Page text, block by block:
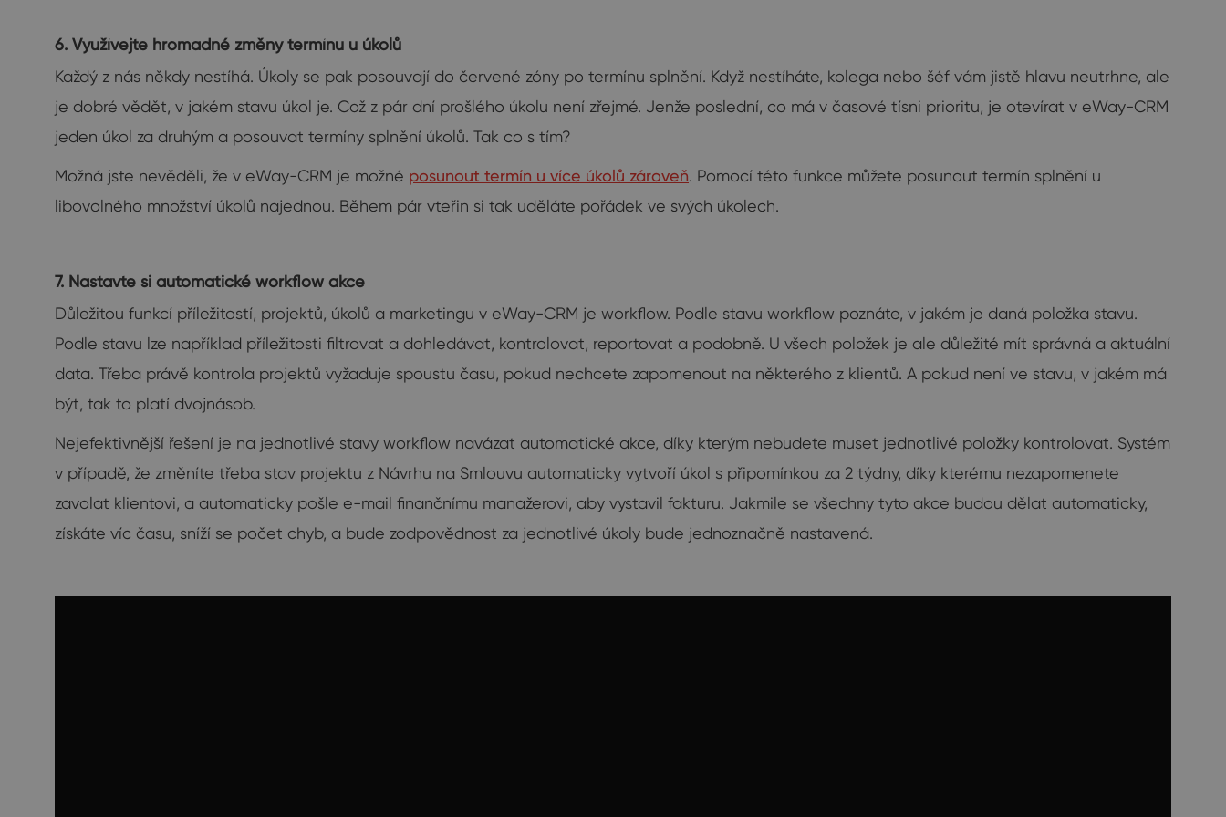
6. Využívejte hromadné změny termínu u úkolů
Každý z nás někdy nestíhá. Úkoly se pak posouvají do červené zóny po termínu splnění. Když nestíháte, kolega nebo šéf vám jistě hlavu neutrhne, ale
je dobré vědět, v jakém stavu úkol je. Což z pár dní prošlého úkolu není zřejmé. Jenže poslední, co má v časové tísni prioritu, je otevírat v eWay-CRM
jeden úkol za druhým a posouvat termíny splnění úkolů. Tak co s tím?
Možná jste nevěděli, že v eWay-CRM je možné posunout termín u více úkolů zároveň. Pomocí této funkce můžete posunout termín splnění u
libovolného množství úkolů najednou. Během pár vteřin si tak uděláte pořádek ve svých úkolech.
7. Nastavte si automatické workflow akce
Důležitou funkcí příležitostí, projektů, úkolů a marketingu v eWay-CRM je workflow. Podle stavu workflow poznáte, v jakém je daná položka stavu.
Podle stavu lze například příležitosti filtrovat a dohledávat, kontrolovat, reportovat a podobně. U všech položek je ale důležité mít správná a aktuální
data. Třeba právě kontrola projektů vyžaduje spoustu času, pokud nechcete zapomenout na některého z klientů. A pokud není ve stavu, v jakém má
být, tak to platí dvojnásob.
Nejefektivnější řešení je na jednotlivé stavy workflow navázat automatické akce, díky kterým nebudete muset jednotlivé položky kontrolovat. Systém
v případě, že změníte třeba stav projektu z Návrhu na Smlouvu automaticky vytvoří úkol s připomínkou za 2 týdny, díky kterému nezapomenete
zavolat klientovi, a automaticky pošle e-mail finančnímu manažerovi, aby vystavil fakturu. Jakmile se všechny tyto akce budou dělat automaticky,
získáte víc času, sníží se počet chyb, a bude zodpovědnost za jednotlivé úkoly bude jednoznačně nastavená.